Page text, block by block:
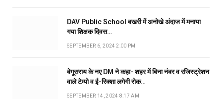
DAV Public School बखरी में अनोखे अंदाज में मनाया
गया शिक्षक दिवस…
SEPTEMBER 6, 2024 2:00 PM
बेगूसराय के नए DM ने कहा- शहर में बिना नंबर व रजिस्ट्रेशन
वाले टेम्पो व ई-रिक्शा लगेगी रोक…
SEPTEMBER 14, 2024 8:17 AM